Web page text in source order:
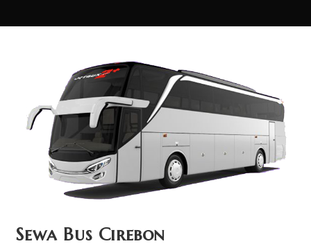
Sewa Bus Cirebon